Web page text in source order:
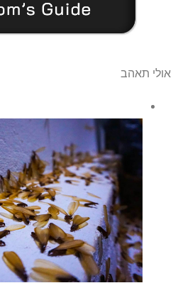
אולי תאהב